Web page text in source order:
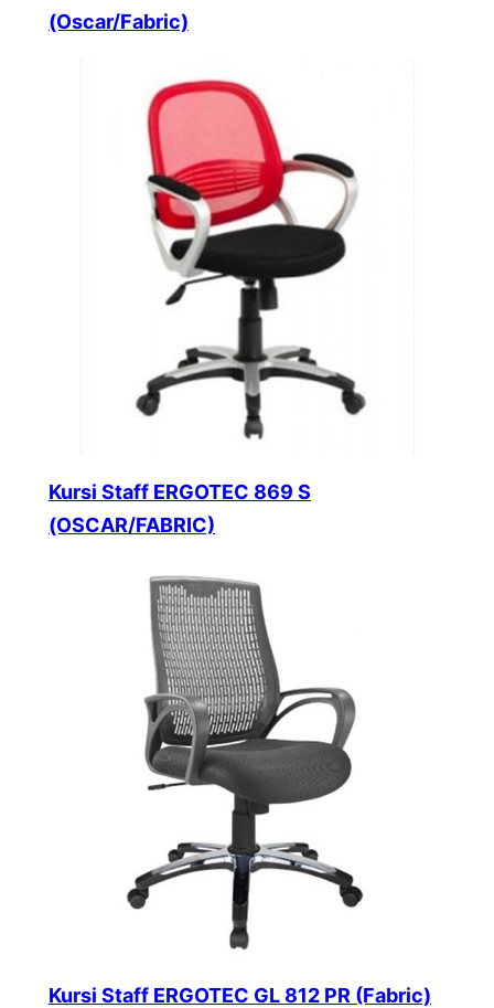
(Oscar/Fabric)
Kursi Staff ERGOTEC 869 S
(OSCAR/FABRIC)
Kursi Staff ERGOTEC GL 812 PR (Fabric)